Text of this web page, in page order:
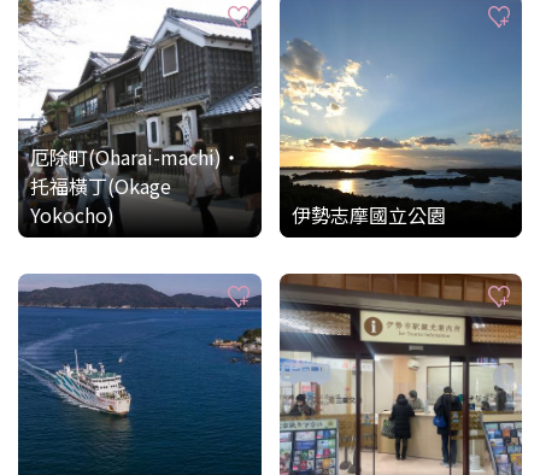
厄除町(Oharai-machi)・
托福橫丁(Okage
Yokocho)
伊勢志摩國立公園